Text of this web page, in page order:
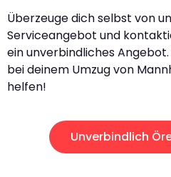
Überzeuge dich selbst von
Serviceangebot und
ein unverbindliches
bei deinem Umzug von
helfen!
Unverbindlich